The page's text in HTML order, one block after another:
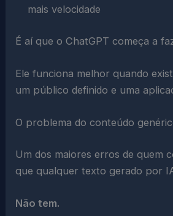
mais velocidade
É aí que o ChatGPT começa a
Ele funciona melhor quando
um público definido e uma
O problema do conteúdo
Um dos maiores erros de quem
que qualquer texto gerado por
Não tem.